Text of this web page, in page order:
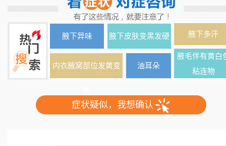
腋下异味 腋下皮肤变黑发硬 腋下多汗
内衣腋窝部位发黄变 油耳朵
腋毛伴有黄白
粘连物
症状疑似，我想确认